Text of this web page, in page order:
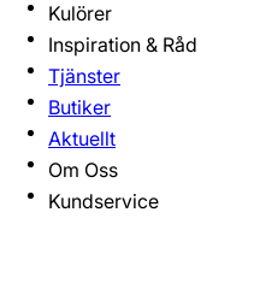
Kulörer
Inspiration & Råd
Tjänster
Butiker
Aktuellt
Om Oss
Kundservice